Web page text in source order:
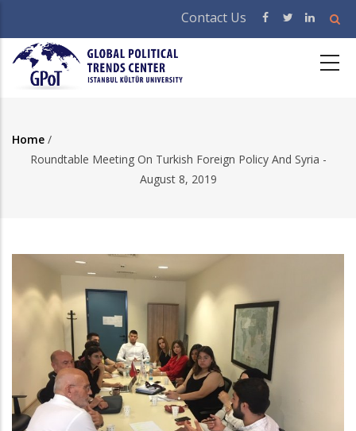
main
content
Contact Us
Breadcrumb
Home /
Roundtable Meeting On Turkish Foreign Policy And Syria -
August 8, 2019